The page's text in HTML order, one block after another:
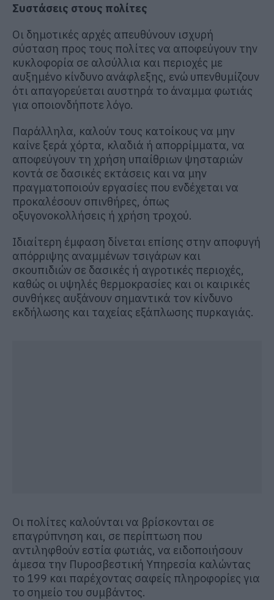
Συστάσεις στους πολίτες
Οι δημοτικές αρχές απευθύνουν ισχυρή
σύσταση προς τους πολίτες να αποφεύγουν την
κυκλοφορία σε αλσύλλια και περιοχές με
αυξημένο κίνδυνο ανάφλεξης, ενώ υπενθυμίζουν
ότι απαγορεύεται αυστηρά το άναμμα φωτιάς
για οποιονδήποτε λόγο.
Παράλληλα, καλούν τους κατοίκους να μην
καίνε ξερά χόρτα, κλαδιά ή απορρίμματα, να
αποφεύγουν τη χρήση υπαίθριων ψησταριών
κοντά σε δασικές εκτάσεις και να μην
πραγματοποιούν εργασίες που ενδέχεται να
προκαλέσουν σπινθήρες, όπως
οξυγονοκολλήσεις ή χρήση τροχού.
Ιδιαίτερη έμφαση δίνεται επίσης στην αποφυγή
απόρριψης αναμμένων τσιγάρων και
σκουπιδιών σε δασικές ή αγροτικές περιοχές,
καθώς οι υψηλές θερμοκρασίες και οι καιρικές
συνθήκες αυξάνουν σημαντικά τον κίνδυνο
εκδήλωσης και ταχείας εξάπλωσης πυρκαγιάς.
Οι πολίτες καλούνται να βρίσκονται σε
επαγρύπνηση και, σε περίπτωση που
αντιληφθούν εστία φωτιάς, να ειδοποιήσουν
άμεσα την Πυροσβεστική Υπηρεσία καλώντας
το 199 και παρέχοντας σαφείς πληροφορίες για
το σημείο του συμβάντος.